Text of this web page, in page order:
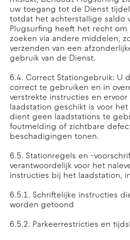
uw toegang tot de Dienst
totdat het achterstallige saldo
Plugsurfing heeft het recht om
zoeken via andere middelen,
verzenden van een
gebruik van de Dienst.
6.4. Correct Stationgebruik: U
correct te gebruiken en in
verstrekte instructies en
laadstation geschikt is voor
dient geen laadstations te
foutmelding of zichtbare
beschadigingen tonen.
6.5. Stationregels en -
verantwoordelijk voor het
instructies bij het laadstation,
6.5.1. Schriftelijke instructies
worden getoond
6.5.2. Parkeerrestricties en